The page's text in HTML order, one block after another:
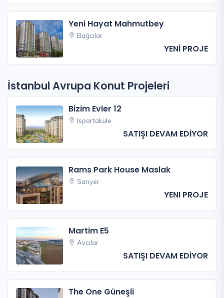
Yeni Hayat Mahmutbey
Bağcılar
YENİ PROJE
İstanbul Avrupa Konut Projeleri
Bizim Evler 12
Ispartakule
SATIŞI DEVAM EDİYOR
Rams Park House Maslak
Sarıyer
YENI PROJE
Martim E5
Avcılar
SATIŞI DEVAM EDİYOR
The One Güneşli